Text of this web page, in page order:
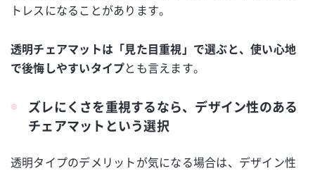
トレスになることがあります。
透明チェアマットは「見た目重視」で選ぶと、使い心地
で後悔しやすいタイプとも言えます。
ズレにくさを重視するなら、デザイン性のある
チェアマットという選択
透明タイプのデメリットが気になる場合は、デザイン性